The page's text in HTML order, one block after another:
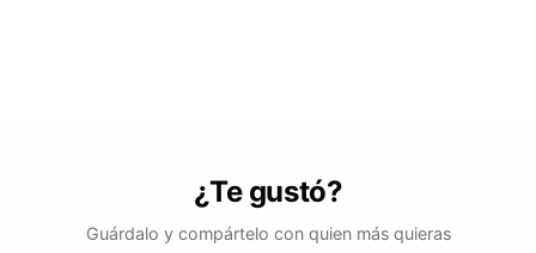
¿Te gustó?
Guárdalo y compártelo con quien más quieras